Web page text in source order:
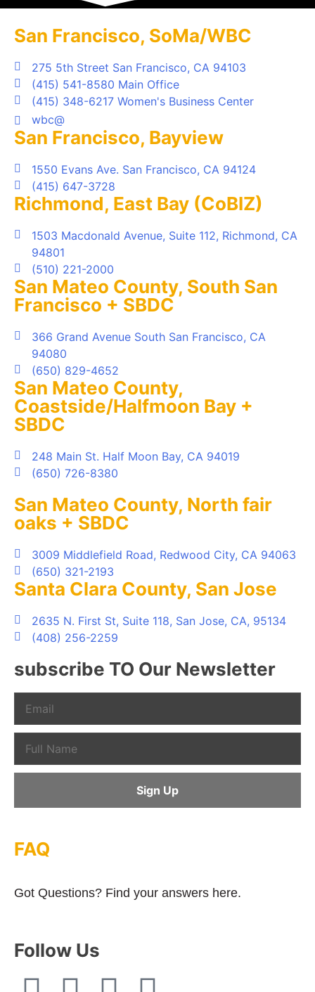
San Francisco, SoMa/WBC
275 5th Street San Francisco, CA 94103
(415) 541-8580 Main Office
(415) 348-6217 Women's Business Center
wbc@
San Francisco, Bayview
1550 Evans Ave. San Francisco, CA 94124
(415) 647-3728
Richmond, East Bay (CoBIZ)
1503 Macdonald Avenue, Suite 112, Richmond, CA
94801
(510) 221-2000
San Mateo County, South San
Francisco + SBDC
366 Grand Avenue South San Francisco, CA
94080
(650) 829-4652
San Mateo County,
Coastside/Halfmoon Bay +
SBDC
248 Main St. Half Moon Bay, CA 94019
(650) 726-8380
San Mateo County, North fair
oaks + SBDC
3009 Middlefield Road, Redwood City, CA 94063
(650) 321-2193
Santa Clara County, San Jose
2635 N. First St, Suite 118, San Jose, CA, 95134
(408) 256-2259
subscribe TO Our Newsletter
FAQ
Got Questions? Find your answers here.
Follow Us